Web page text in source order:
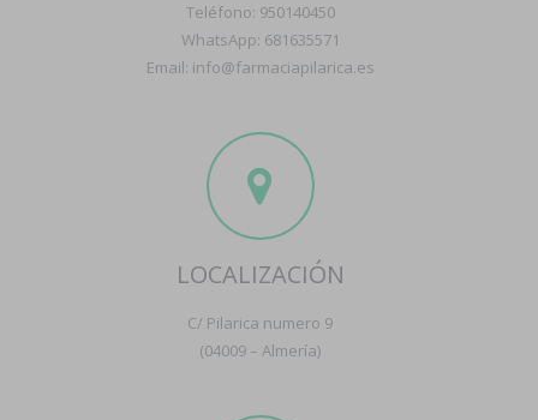
Teléfono: 950140450
WhatsApp: 681635571
Email: info@farmaciapilarica.es
LOCALIZACIÓN
C/ Pilarica numero 9
(04009 – Almería)